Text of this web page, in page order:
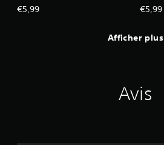
€5,99 €5,99
Afficher plus
Avis